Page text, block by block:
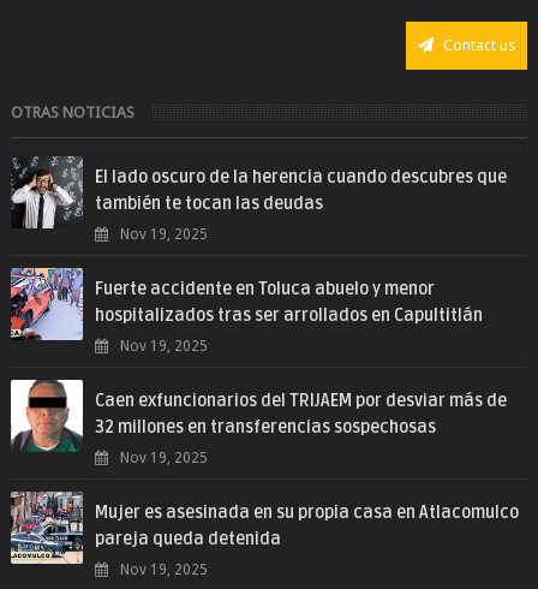
Contact us
OTRAS NOTICIAS
El lado oscuro de la herencia cuando descubres que
también te tocan las deudas
Nov 19, 2025
Fuerte accidente en Toluca abuelo y menor
hospitalizados tras ser arrollados en Capultitlán
Nov 19, 2025
Caen exfuncionarios del TRIJAEM por desviar más de
32 millones en transferencias sospechosas
Nov 19, 2025
Mujer es asesinada en su propia casa en Atlacomulco
pareja queda detenida
Nov 19, 2025